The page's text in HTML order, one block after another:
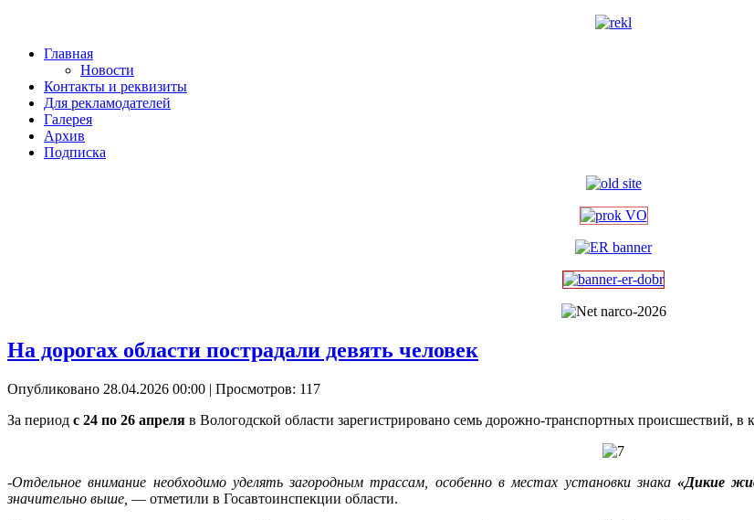
Главная
Новости
Контакты и реквизиты
Для рекламодателей
Галерея
Архив
Подписка
На дорогах области пострадали девять человек
Опубликовано 28.04.2026 00:00 | Просмотров: 117
За период с 24 по 26 апреля в Вологодской области зарегистрировано семь дорожно-транспортных происшествий, в
-Отдельное внимание необходимо уделять загородным трассам, особенно в местах установки знака«Дикие
значительно выше, — отметили в Госавтоинспекции области.